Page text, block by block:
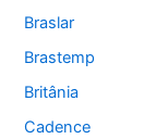
Braslar
Brastemp
Britânia
Cadence